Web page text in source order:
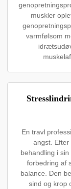
muskler
varmfølsom
En travl
angst.
behandling i
forbedring af
balance. Den
sind og krop